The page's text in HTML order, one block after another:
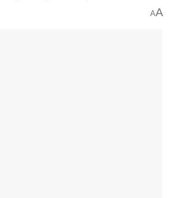
AA